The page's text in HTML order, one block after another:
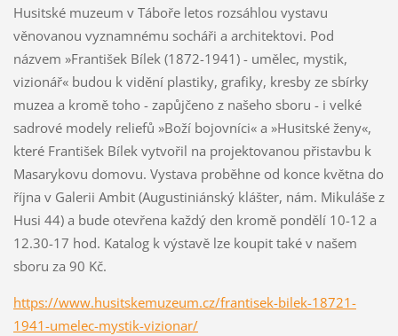
Husitské muzeum v Táboře letos rozsáhlou vystavu
věnovanou vyznamnému socháři a architektovi. Pod
názvem »František Bílek (1872-1941) - umělec, mystik,
vizionář« budou k vidění plastiky, grafiky, kresby ze sbírky
muzea a kromě toho - zapůjčeno z našeho sboru - i velké
sadrové modely reliefů »Boží bojovníci« a »Husitské ženy«,
které František Bílek vytvořil na projektovanou přistavbu k
Masarykovu domovu. Vystava proběhne od konce května do
října v Galerii Ambit (Augustiniánský klášter, nám. Mikuláše z
Husi 44) a bude otevřena každý den kromě pondělí 10-12 a
12.30-17 hod. Katalog k výstavě lze koupit také v našem
sboru za 90 Kč.
https://www.husitskemuzeum.cz/frantisek-bilek-18721-
1941-umelec-mystik-vizionar/